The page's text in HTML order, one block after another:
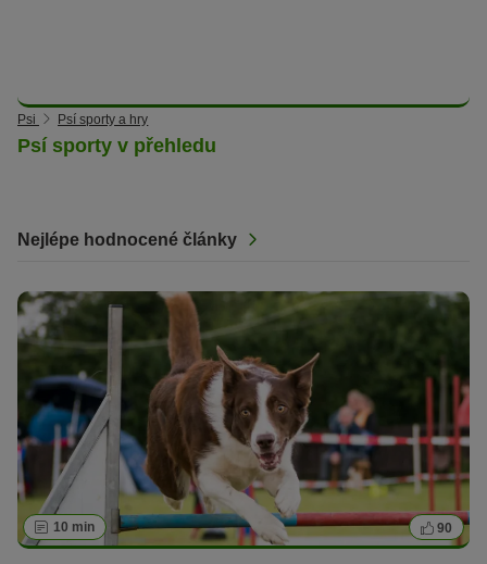
Psi Psí sporty a hry
Psí sporty v přehledu
Nejlépe hodnocené články
10 min 90